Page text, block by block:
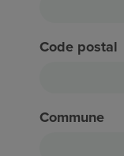
Code postal
Commune